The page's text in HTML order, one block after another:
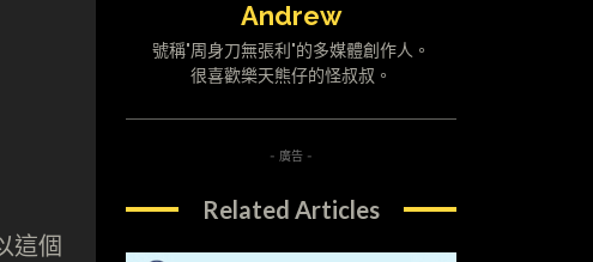
這個
Andrew
號稱"周身刀無張利"的多媒體創作人。
很喜歡樂天熊仔的怪叔叔。
- 廣告 -
Related Articles